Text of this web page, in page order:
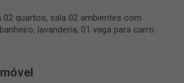
quartos, sala 02 ambientes com
lavanderia, 01 vaga para carro.